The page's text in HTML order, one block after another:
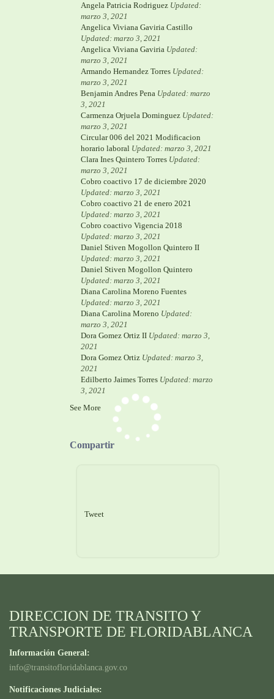
Angela Patricia Rodriguez Updated:
marzo 3, 2021
Angelica Viviana Gaviria Castillo
Updated: marzo 3, 2021
Angelica Viviana Gaviria Updated:
marzo 3, 2021
Armando Hernandez Torres Updated:
marzo 3, 2021
Benjamin Andres Pena Updated: marzo
3, 2021
Carmenza Orjuela Dominguez Updated:
marzo 3, 2021
Circular 006 del 2021 Modificacion
horario laboral Updated: marzo 3, 2021
Clara Ines Quintero Torres Updated:
marzo 3, 2021
Cobro coactivo 17 de diciembre 2020
Updated: marzo 3, 2021
Cobro coactivo 21 de enero 2021
Updated: marzo 3, 2021
Cobro coactivo Vigencia 2018
Updated: marzo 3, 2021
Daniel Stiven Mogollon Quintero II
Updated: marzo 3, 2021
Daniel Stiven Mogollon Quintero
Updated: marzo 3, 2021
Diana Carolina Moreno Fuentes
Updated: marzo 3, 2021
Diana Carolina Moreno Updated:
marzo 3, 2021
Dora Gomez Ortiz II Updated: marzo 3,
2021
Dora Gomez Ortiz Updated: marzo 3,
2021
Edilberto Jaimes Torres Updated: marzo
3, 2021
See More
Compartir
Tweet
DIRECCION DE TRANSITO Y
TRANSPORTE DE FLORIDABLANCA
Información General:
info@transitofloridablanca.gov.co
Notificaciones Judiciales: